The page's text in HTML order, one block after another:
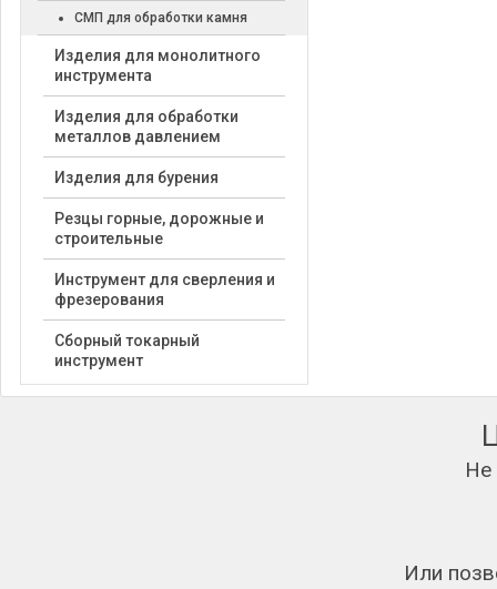
СМП для обработки камня
Изделия для монолитного
инструмента
Изделия для обработки
металлов давлением
Изделия для бурения
Резцы горные, дорожные и
строительные
Инструмент для сверления и
фрезерования
Сборный токарный
инструмент
Не
Или